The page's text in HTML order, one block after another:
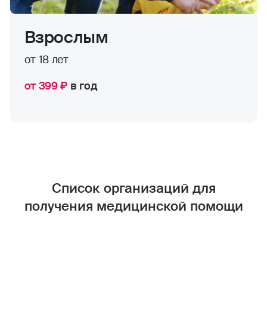
Взрослым
от 18 лет
от 399 ₽ в год
Список организаций для
получения медицинской помощи